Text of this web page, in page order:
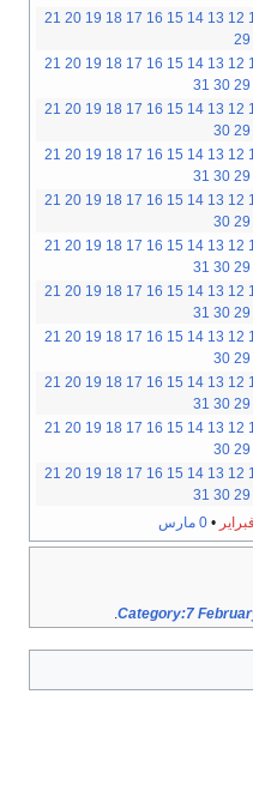
12
13
14
15
16
17
18
19
20
21
29
12
13
14
15
16
17
18
19
20
21
29
30
31
12
13
14
15
16
17
18
19
20
21
29
30
12
13
14
15
16
17
18
19
20
21
29
30
31
12
13
14
15
16
17
18
19
20
21
29
30
12
13
14
15
16
17
18
19
20
21
29
30
31
12
13
14
15
16
17
18
19
20
21
29
30
31
12
13
14
15
16
17
18
19
20
21
29
30
12
13
14
15
16
17
18
19
20
21
29
30
31
12
13
14
15
16
17
18
19
20
21
29
30
12
13
14
15
16
17
18
19
20
21
29
30
31
•0 مارس
Category:7